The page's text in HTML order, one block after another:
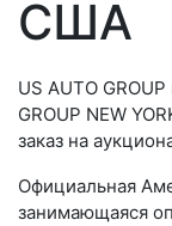
США
US AUTO
GROUP NEW
заказ на
Официальная
занимающаяся